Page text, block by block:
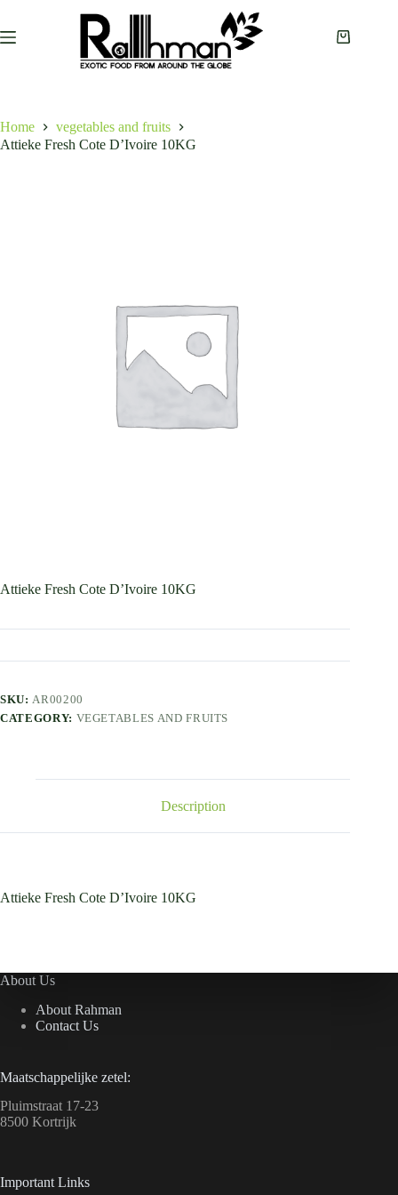
content
Shopping
Home
vegetables and fruits
Attieke Fresh Cote D’Ivoire 10KG
Attieke Fresh Cote D’Ivoire 10KG
SKU: AR00200
CATEGORY: VEGETABLES AND FRUITS
Description
Attieke Fresh Cote D’Ivoire 10KG
About Us
About Rahman
Contact Us
Maatschappelijke zetel:
Pluimstraat 17-23
8500 Kortrijk
Important Links